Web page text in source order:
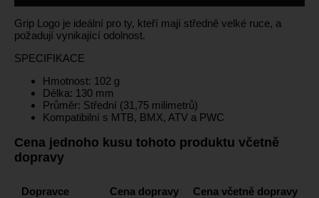
Grip Logo je ideální pro ty, kteří mají středně velké ruce, a
požadují vynikající odolnost.
SPECIFIKACE
Hmotnost: 102 g
Délka: 130 mm
Průměr: Střední (31,75 milimetrů)
Kompatibilní s MTB, BMX, ATV a PWC
Cena jednoho kusu tohoto produktu včetně
dopravy
Dopravce Cena dopravy Cena včetně dopravy